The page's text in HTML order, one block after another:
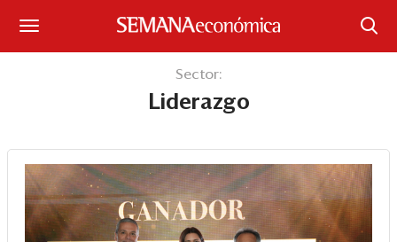
Portada
¿Qué está pasando?
Sectores y Empresas
Sector:
Liderazgo